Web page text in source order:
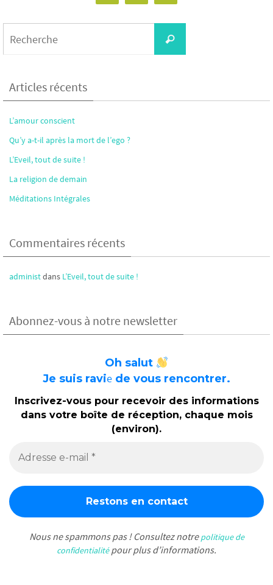
Recherche
Articles récents
L’amour conscient
Qu’y a-t-il après la mort de l’ego ?
L’Eveil, tout de suite !
La religion de demain
Méditations Intégrales
Commentaires récents
administdans L’Eveil, tout de suite !
Abonnez-vous à notre newsletter
Oh salut
Je suis ravie de vous rencontrer.
Inscrivez-vous pour recevoir des informations
dans votre boîte de réception, chaque mois
(environ).
Nous ne spammons pas ! Consultez notrepolitique de
confidentialitépour plus d’informations.